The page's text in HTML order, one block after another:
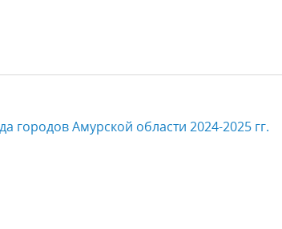
городов Амурской области 2024-2025 гг.